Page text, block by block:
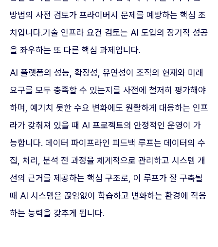
방법의 사전 검토가 프라이버시 문제를 예방하는 핵심 조
치입니다.기술 인프라 요건 검토는 AI 도입의 장기적 성공
을 좌우하는 또 다른 핵심 과제입니다.
AI 플랫폼의 성능, 확장성, 유연성이 조직의 현재와 미래
요구를 모두 충족할 수 있는지를 사전에 철저히 평가해야
하며, 예기치 못한 수요 변화에도 원활하게 대응하는 인프
라가 갖춰져 있을 때 AI 프로젝트의 안정적인 운영이 가
능합니다. 데이터 파이프라인 피드백 루프는 데이터의 수
집, 처리, 분석 전 과정을 체계적으로 관리하고 시스템 개
선의 근거를 제공하는 핵심 구조로, 이 루프가 잘 구축될
때 AI 시스템은 끊임없이 학습하고 변화하는 환경에 적응
하는 능력을 갖추게 됩니다.